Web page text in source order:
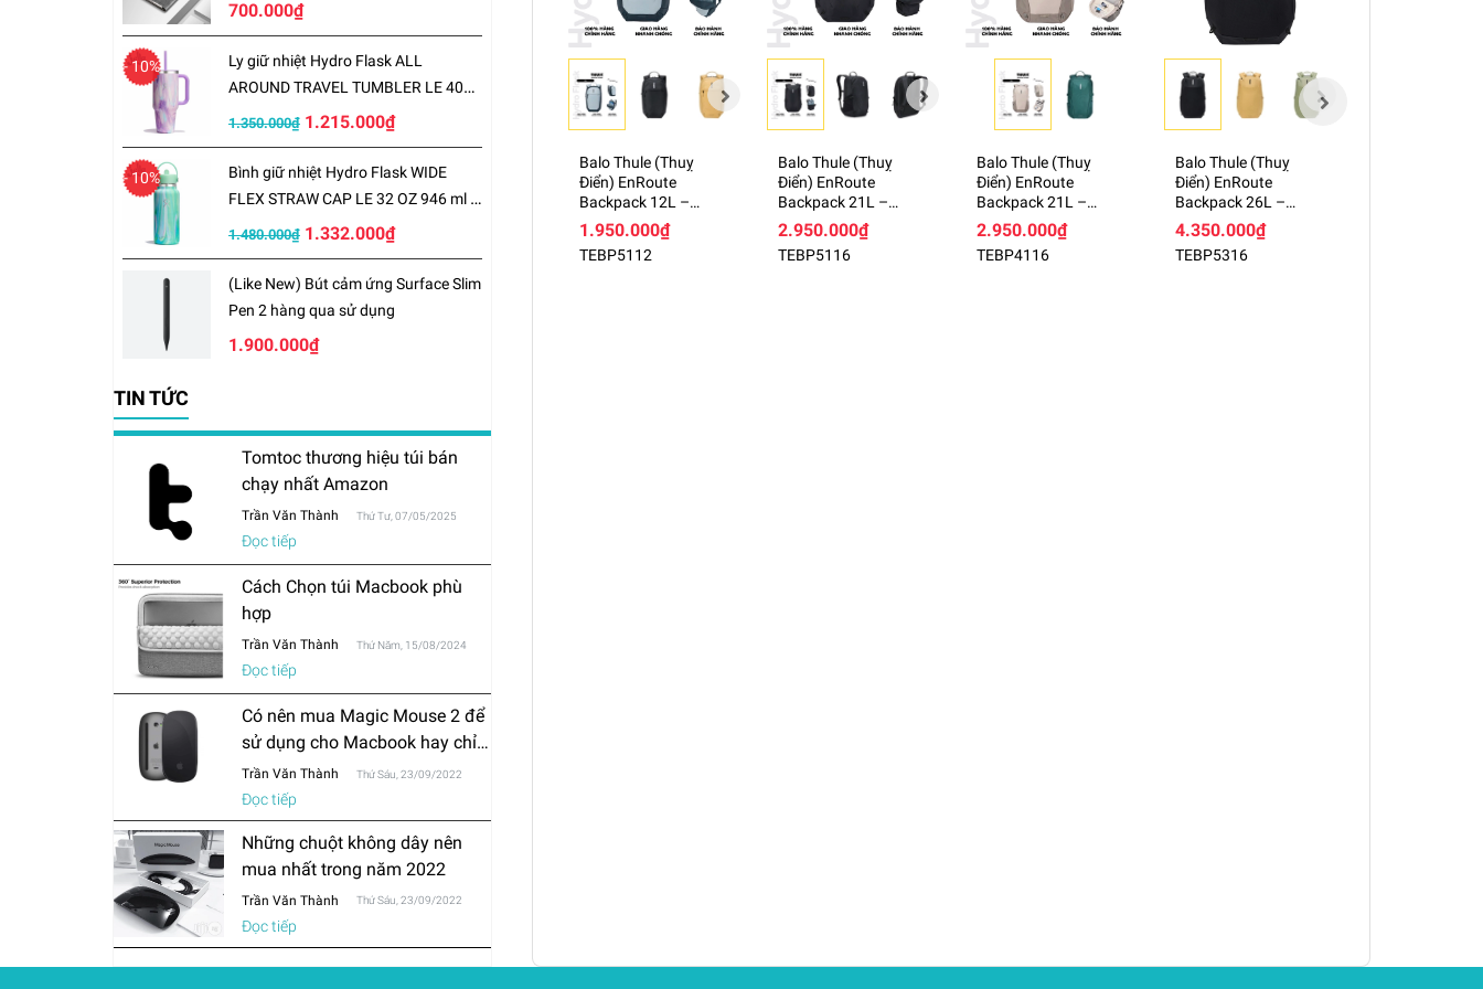
Balo Thule (Thuỵ
Điển) EnRoute
Backpack 12L –
TEBP5112
1.950.000₫
TEBP5112
Balo Thule (Thuỵ
Điển) EnRoute
Backpack 21L –
TEBP5116
2.950.000₫
TEBP5116
Balo Thule (Thuỵ
Điển) EnRoute
Backpack 21L –
TEBP4116
2.950.000₫
TEBP4116
Balo Thule (Thuỵ
Điển) EnRoute
Backpack 26L –
TEBP5316
4.350.000₫
TEBP5316
700.000₫
Ly giữ nhiệt Hydro Flask ALL
AROUND TRAVEL TUMBLER LE 40
OZ 1183 ml – LE-S25TT40
1.350.000₫ 1.215.000₫
- 10%
Bình giữ nhiệt Hydro Flask WIDE
FLEX STRAW CAP LE 32 OZ 946 ml –
LE-S25W32
1.480.000₫ 1.332.000₫
- 10%
(Like New) Bút cảm ứng Surface Slim
Pen 2 hàng qua sử dụng
1.900.000₫
TIN TỨC
Tomtoc thương hiệu túi bán
chạy nhất Amazon
Trần Văn Thành Thứ Tư, 07/05/2025
Đọc tiếp
Cách Chọn túi Macbook phù
hợp
Trần Văn Thành Thứ Năm, 15/08/2024
Đọc tiếp
Có nên mua Magic Mouse 2 để
sử dụng cho Macbook hay chỉ
mua chuột thông thường?
Trần Văn Thành Thứ Sáu, 23/09/2022
Đọc tiếp
Những chuột không dây nên
mua nhất trong năm 2022
Trần Văn Thành Thứ Sáu, 23/09/2022
Đọc tiếp